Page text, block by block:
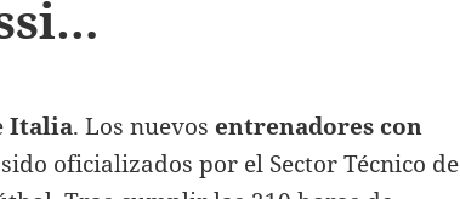
Italia.Los nuevos entrenadores con
oficializados por el Sector Técnico de